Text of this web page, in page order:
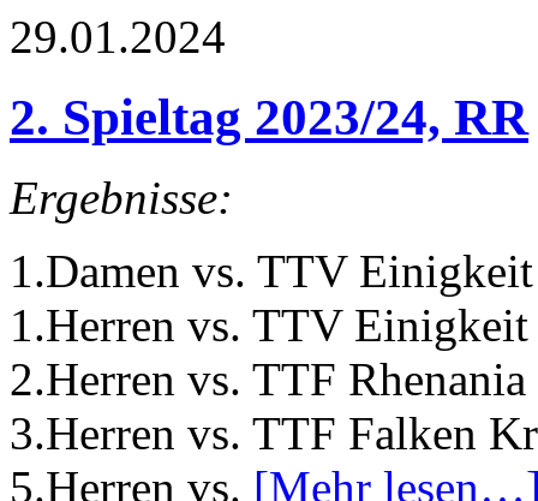
29.01.2024
2. Spieltag 2023/24, RR
Ergebnisse:
1.Damen vs. TTV
1.Herren vs. TTV
2.Herren vs. TTF
3.Herren vs. TTF Falken
5.Herren vs. [Mehr